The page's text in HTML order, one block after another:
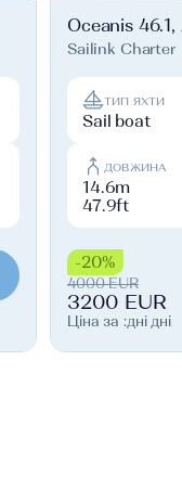
Oceanis 46.1,
Sailink Charter
ТИП ЯХТИ
Sail boat
ДОВЖИНА
14.6m
47.9ft
-20%
4000 EUR
3200 EUR
Ціна за :дні дні